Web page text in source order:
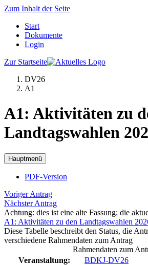
Zum Inhalt der Seite
Start
Dokumente
Login
Zur Startseite
DV26
A1
A1: Aktivitäten zu
Landtagswahlen
Hauptmenü
PDF-Version
Voriger Antrag
Nächster Antrag
Achtung: dies ist eine alte Fassung; die
A1: Aktivitäten zu den Landtagswahlen
Diese Tabelle beschreibt den Status, die
verschiedene Rahmendaten zum Antrag
Rahmendaten zum
Veranstaltung:
BDKJ-DV26